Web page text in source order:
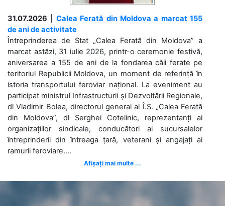
31.07.2026
Calea Ferată din Moldova a marcat 155
de ani de activitate
Întreprinderea de Stat „Calea Ferată din Moldova” a
marcat astăzi, 31 iulie 2026, printr-o ceremonie festivă,
aniversarea a 155 de ani de la fondarea căii ferate pe
teritoriul Republicii Moldova, un moment de referință în
istoria transportului feroviar național. La eveniment au
participat ministrul Infrastructurii și Dezvoltării Regionale,
dl Vladimir Bolea, directorul general al Î.S. „Calea Ferată
din Moldova”, dl Serghei Cotelinic, reprezentanți ai
organizațiilor sindicale, conducători ai sucursalelor
întreprinderii din întreaga țară, veterani și angajați ai
ramurii feroviare....
Afișați mai multe ...